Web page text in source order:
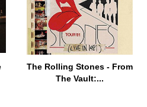
The Rolling Stones - From
The Vault:...